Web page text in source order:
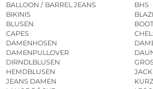
BALLOON / BARREL JEANS
BHS
BIKINIS
BLUSEN
CAPES
DAMENHOSEN
DAMENPULLOVER
DIRNDLBLUSEN
HEMDBLUSEN
JEANS DAMEN